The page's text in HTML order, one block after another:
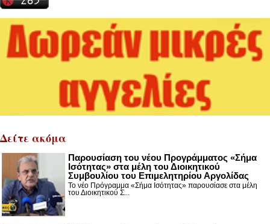
Δείτε ακόμα
Παρουσίαση του νέου Προγράμματος «Σήμα
Ισότητας» στα μέλη του Διοικητικού
Συμβουλίου του Επιμελητηρίου Αργολίδας
Το νέο Πρόγραμμα «Σήμα Ισότητας» παρουσίασε στα μέλη
του Διοικητικού Σ...